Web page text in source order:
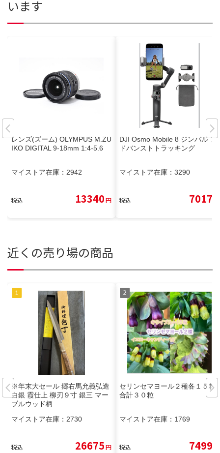
います
レンズ(ズーム) OLYMPUS M.ZU
IKO DIGITAL 9-18mm 1:4-5.6
マイストア在庫： 2942
税込 13340円
DJI Osmo Mobile 8 ジンバル ア
ドバンストトラッキング
マイストア在庫： 3290
税込 7017
近くの売り場の商品
※年末大セール 郷右馬允義弘造
白銀 霞仕上 柳刃９寸 銀三 マー
ブルウッド柄
マイストア在庫： 2730
税込 26675円
セリンセマヨール２種各１５粒
合計３０粒
マイストア在庫： 1769
税込 7499